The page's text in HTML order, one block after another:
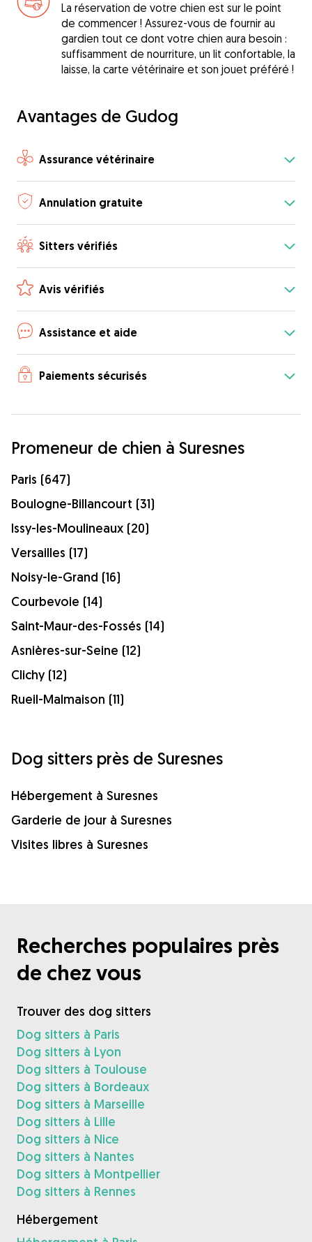
La réservation de votre chien est sur le point
de commencer ! Assurez-vous de fournir au
gardien tout ce dont votre chien aura besoin :
suffisamment de nourriture, un lit confortable, la
laisse, la carte vétérinaire et son jouet préféré !
Avantages de Gudog
Assurance vétérinaire
Annulation gratuite
Sitters vérifiés
Avis vérifiés
Assistance et aide
Paiements sécurisés
Promeneur de chien à Suresnes
Paris (647)
Boulogne-Billancourt (31)
Issy-les-Moulineaux (20)
Versailles (17)
Noisy-le-Grand (16)
Courbevoie (14)
Saint-Maur-des-Fossés (14)
Asnières-sur-Seine (12)
Clichy (12)
Rueil-Malmaison (11)
Dog sitters près de Suresnes
Hébergement à Suresnes
Garderie de jour à Suresnes
Visites libres à Suresnes
Recherches populaires près
de chez vous
Trouver des dog sitters
Dog sitters à Paris
Dog sitters à Lyon
Dog sitters à Toulouse
Dog sitters à Bordeaux
Dog sitters à Marseille
Dog sitters à Lille
Dog sitters à Nice
Dog sitters à Nantes
Dog sitters à Montpellier
Dog sitters à Rennes
Hébergement